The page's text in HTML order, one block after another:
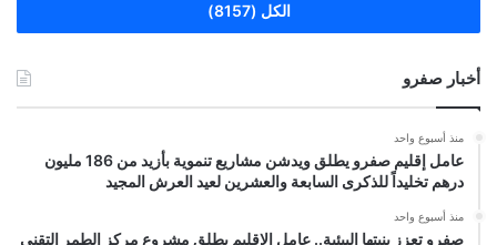
الكل (8157)
أخبار صفرو
منذ أسبوع واحد
عامل إقليم صفرو يطلق ويدشن مشاريع تنموية بأزيد من 186 مليون
درهم تخليداً للذكرى السابعة والعشرين لعيد العرش المجيد
منذ أسبوع واحد
صفرو تعزز بنيتها البيئية.. عامل الإقليم يطلق مشروع مركز الطمر التقني